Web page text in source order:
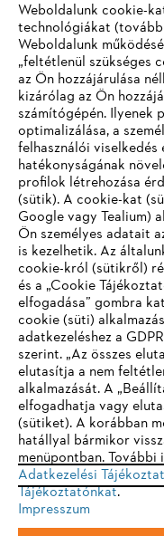
Vállalat
STIHL GYIK
Szerviz
Adatvédelem
Jogi információk
IHR
Sie nutzen einen
eine optimale Nutzung
einem der folgenden
Firefox
Weboldalunk cookie-
technológiákat
Weboldalunk
„feltétlenül szükséges
az Ön hozzájárulása
kizárólag az Ön
számítógépén. Ilyenek
optimalizálása, a
felhasználói viselkedés
hatékonyságának
profilok létrehozása
(sütik). A cookie-kat
Google vagy Tealium)
Ön személyes adatait
is kezelhetik. Az
cookie-król (sütikről)
és a „Cookie
elfogadása” gombra
cookie (süti)
adatkezeléshez a
szerint. „Az összes
elutasítja a nem
alkalmazását. A
elfogadhatja vagy
(sütiket). A korábban
hatállyal bármikor
menüpontban.
Adatkezelési
Tájékoztatónkat.
Impresszum